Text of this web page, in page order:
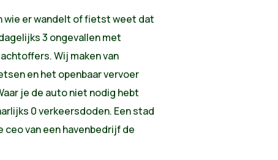
wie er wandelt of fietst weet dat
3 ongevallen met
Wij maken van
en het openbaar vervoer
je de auto niet nodig hebt
0 verkeersdoden. Een stad
ceo van een havenbedrijf de